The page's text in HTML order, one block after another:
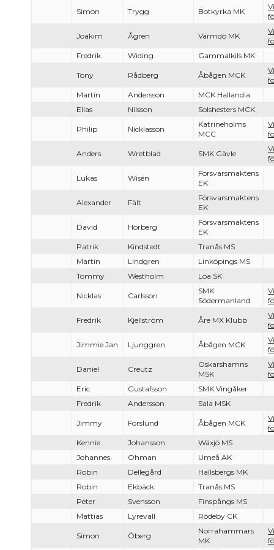
Simon Trygg Botkyrka MK
Joakim Ågren Värmdö MK
Fredrik
Widing Gammalkils MK
Tony Rådberg Åbågen MCK
Martin
Andersson
MCK Hallandia
Elias
Nilsson Solshesters MCK
Philip Nicklasson
Katrineholms
MCC
Anders Wretblad SMK Gävle
Lukas Wisén
Försvarsmaktens
EK
Alexander Fält
Försvarsmaktens
EK
David Hörberg
Försvarsmaktens
EK
Patrik
Kindstedt
Tranås MS
Martin
Lindgren
Linköpings MS
Tommy
Westholm Löa SK
Nicklas Carlsson
SMK
Södermanland
Fredrik Kjellström Åre MX Klubb
Jimmie Jan Ljunggren Åbågen MCK
Daniel Creutz
Oskarshamns
MSK
Eric
Gustafsson
SMK Vingåker
Fredrik
Andersson Sala MSK
Jimmy Forslund Åbågen MCK
Kennie
Johansson
Wäxjö MS
Johannes
Öhman
Umeå AK
Robin
Dellegård
Hallsbergs MK
Robin
Ekbäck
Tranås MS
Peter
Svensson
Finspångs MS
Mattias
Lyrevall Rödeby CK
Simon Öberg
Norrahammars
MK